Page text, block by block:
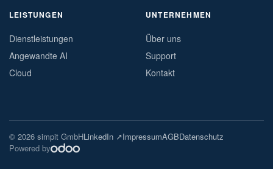
LEISTUNGEN
Dienstleistungen
Angewandte AI
Cloud
UNTERNEHMEN
Über uns
Support
Kontakt
© 2026 simpit GmbHLinkedIn ↗ImpressumAGBDatenschutz
Powered by